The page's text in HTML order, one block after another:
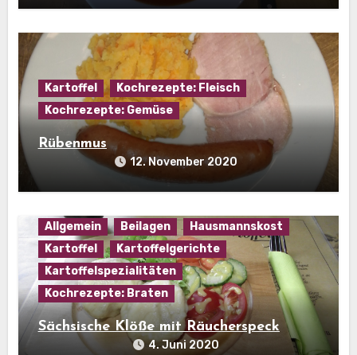
Kartoffel
Kochrezepte: Fleisch
Kochrezepte: Gemüse
Rübenmus
12. November 2020
Allgemein Beilagen
Hausmannskost
Kartoffel
Kartoffelgerichte
Kartoffelspezialitäten
Kochrezepte: Braten
Sächsische Klöße mit Räucherspeck
4. Juni 2020